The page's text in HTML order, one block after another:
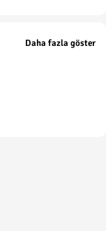
Daha fazla göster